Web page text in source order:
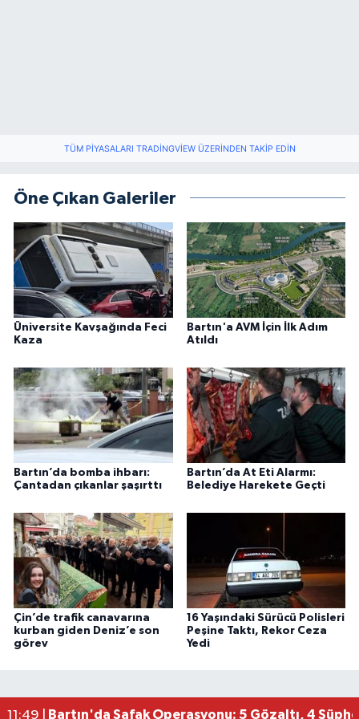
TÜM PIYASALARI TRADINGVIEW ÜZERINDEN TAKIP EDIN
Öne Çıkan Galeriler
Üniversite Kavşağında Feci
Kaza
Bartın'a AVM İçin İlk Adım
Atıldı
Bartın’da bomba ihbarı:
Çantadan çıkanlar şaşırttı
Bartın’da At Eti Alarmı:
Belediye Harekete Geçti
Çin’de trafik canavarına
kurban giden Deniz’e son
görev
16 Yaşındaki Sürücü Polisleri
Peşine Taktı, Rekor Ceza
Yedi
11:49 | Bartın'da Şafak Operasyonu: 5 Gözaltı, 4